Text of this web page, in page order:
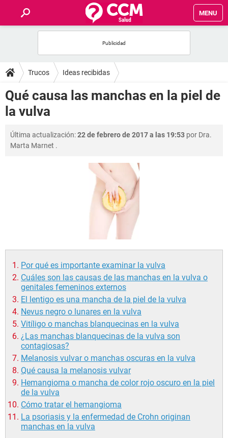
MENU
FOROS
SALUD
FAMILIA
NUTRICIÓN
Trucos Ideas recibidas
Qué causa las manchas en la piel de
la vulva
Última actualización:22 de febrero de 2017 a las 19:53 por Dra.
Marta Marnet .
Por qué es importante examinar la vulva
Cuáles son las causas de las manchas en la vulva o
genitales femeninos externos
El lentigo es una mancha de la piel de la vulva
Nevus negro o lunares en la vulva
Vitíligo o manchas blanquecinas en la vulva
¿Las manchas blanquecinas de la vulva son
contagiosas?
Melanosis vulvar o manchas oscuras en la vulva
Qué causa la melanosis vulvar
Hemangioma o mancha de color rojo oscuro en la piel
de la vulva
Cómo tratar el hemangioma
La psoriasis y la enfermedad de Crohn originan
manchas en la vulva